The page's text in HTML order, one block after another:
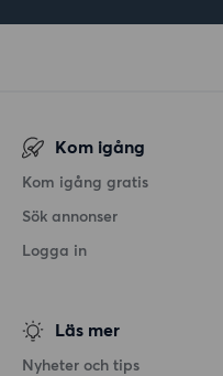
Kom igång
Kom igång gratis
Sök annonser
Logga in
Läs mer
Nyheter och tips